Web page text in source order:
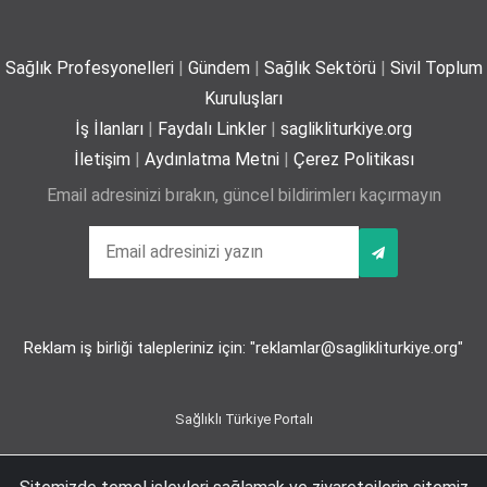
Yaz mevsiminde hamileler için 11 kritik öneri
Sağlık Profesyonelleri| Gündem | Sağlık Sektörü | Sivil Toplum
Kuruluşları
İş İlanları | Faydalı Linkler | saglikliturkiye.org
İletişim | Aydınlatma Metni| Çerez Politikası
Email adresinizi bırakın, güncel bildirimlerı kaçırmayın
Reklam iş birliği talepleriniz için: "reklamlar@saglikliturkiye.org"
Sağlıklı Türkiye Portalı